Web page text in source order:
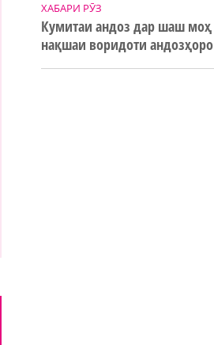
ХАБАРИ РӮЗ
Кумитаи андоз дар шаш моҳ
нақшаи воридоти андозҳоро